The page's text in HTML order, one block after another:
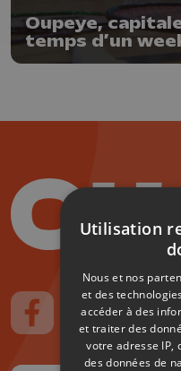
Oupeye,
temps d’un
Suivez-nous surSuivez-
Utilisation
Nous et nos
et des
accéder à des
et traiter des
votre adresse IP,
des données de